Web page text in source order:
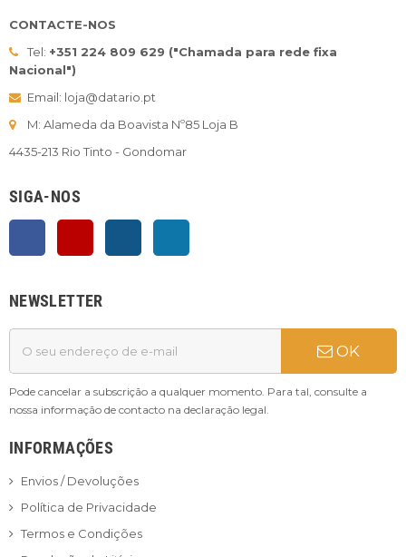
CONTACTE-NOS
Tel: +351 224 809 629 ("Chamada para rede fixa
Nacional")
Email: loja@datario.pt
M: Alameda da Boavista Nº85 Loja B
4435-213 Rio Tinto - Gondomar
SIGA-NOS
FacebookYouTube Instagram
NEWSLETTER
OK
Pode cancelar a subscrição a qualquer momento. Para tal, consulte a
nossa informação de contacto na declaração legal.
INFORMAÇÕES
Envios / Devoluções
Política de Privacidade
Termos e Condições